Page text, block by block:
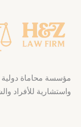
مؤسسة محاماة دولية
واستشارية للأفراد